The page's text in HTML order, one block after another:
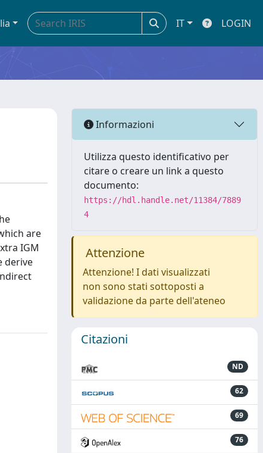
IT LOGIN
are
IGM
derive
Informazioni
Utilizza questo identificativo per
citare o creare un link a questo
documento:
https://hdl.handle.net/11384/7889
4
Attenzione
Attenzione! I dati visualizzati
non sono stati sottoposti a
validazione da parte dell'ateneo
Citazioni
ND
62
69
76